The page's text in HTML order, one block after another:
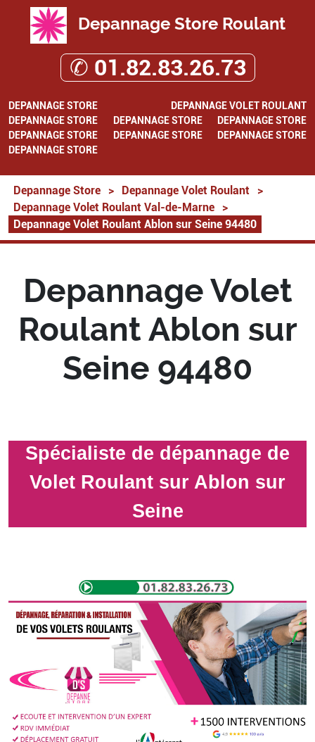
Depannage Store Roulant
✆ 01.82.83.26.73
DEPANNAGE STORE
DEPANNAGE VOLET ROULANT
DEPANNAGE STORE
DEPANNAGE STORE
DEPANNAGE STORE
DEPANNAGE STORE
DEPANNAGE STORE
DEPANNAGE STORE
DEPANNAGE STORE
Depannage Store > Depannage Volet Roulant
>
Depannage Volet Roulant Val-de-Marne
>
Depannage Volet Roulant Ablon sur Seine 94480
Depannage Volet
Roulant Ablon sur
Seine 94480
Spécialiste de dépannage de
Volet Roulant sur Ablon sur
Seine